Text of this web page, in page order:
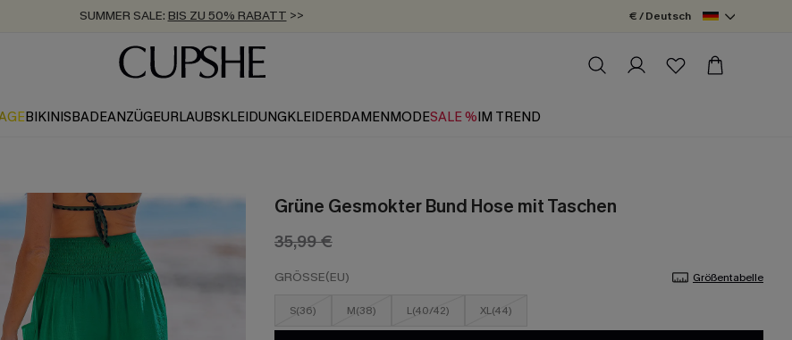
ZUM NEWSLETTER:BIS ZU -20% EXTRA ERHALTEN
KOSTENLOSER VERSAND AB 89 €
€ / Deutsch
BIKINISBADEANZÜGEURLAUBSKLEIDUNGKLEIDERDAMENMODESALE %IM TREND
Grüne Gesmokter Bund Hose mit Taschen
35,99 €
GRÖSSE(EU) Größentabelle
S(36) M(38) L(40/42) XL(44)